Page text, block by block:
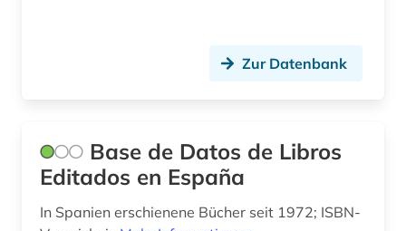
mathematik (6)
mauretanien (2)
max planck digital library (1)
max-planck-gesellschaft (1)
Zur Datenbank
Base de Datos de Libros
Editados en España
In Spanien erschienene Bücher seit 1972; ISBN-